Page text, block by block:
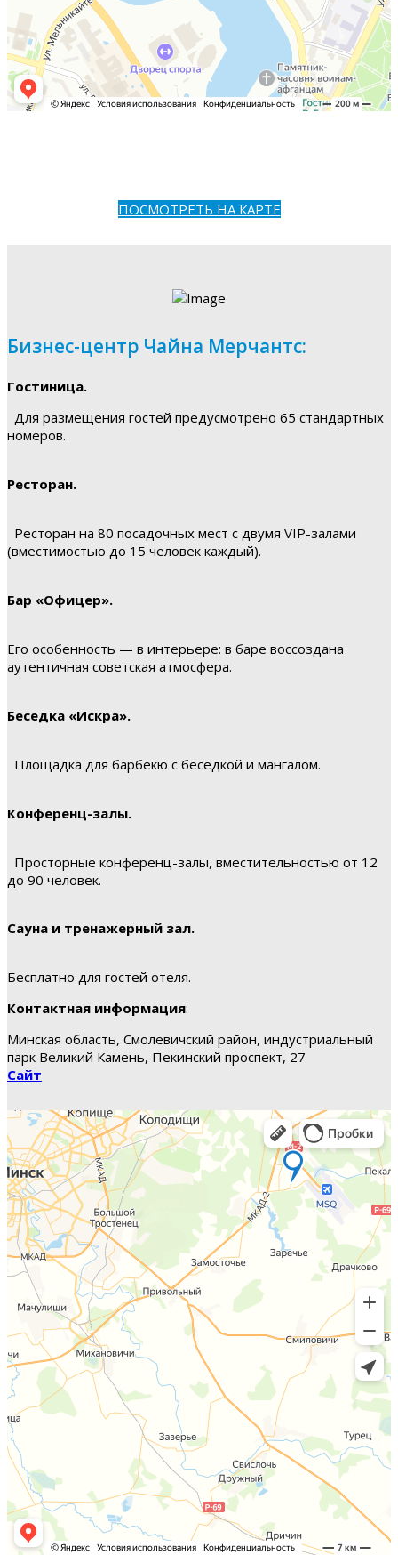
ПОСМОТРЕТЬ НА КАРТЕ
Бизнес-центр Чайна Мерчантс:
Гостиница.
Для размещения гостей предусмотрено 65 стандартных
номеров.
Ресторан.
Ресторан на 80 посадочных мест с двумя VIP-залами
(вместимостью до 15 человек каждый).
Бар «Офицер».
Его особенность — в интерьере: в баре воссоздана
аутентичная советская атмосфера.
Беседка «Искра».
Площадка для барбекю с беседкой и мангалом.
Конференц-залы.
Просторные конференц-залы, вместительностью от 12
до 90 человек.
Сауна и тренажерный зал.
Бесплатно для гостей отеля.
Контактная информация:
Минская область, Смолевичский район, индустриальный
парк Великий Камень, Пекинский проспект, 27
Сайт